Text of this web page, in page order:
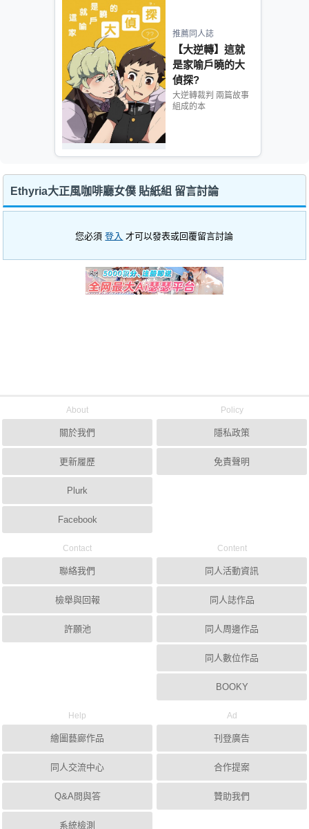
推薦同人誌
【大逆轉】這就
是家喻戶曉的大
偵探?
大逆轉裁判 兩篇故事
組成的本
Ethyria大正風咖啡廳女僕 貼紙組 留言討論
您必須登入 才可以發表或回覆留言討論
About
關於我們
更新履歷
Plurk
Facebook
Policy
隱私政策
免責聲明
Contact
聯絡我們
檢舉與回報
許願池
Content
同人活動資訊
同人誌作品
同人周邊作品
同人數位作品
BOOKY
Help
繪圖藝廊作品
同人交流中心
Q&A問與答
系統檢測
Ad
刊登廣告
合作提案
贊助我們